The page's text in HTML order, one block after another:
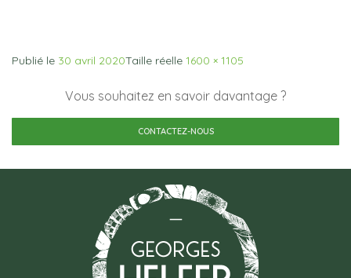
Publié le 30 avril 2020Taille réelle 1600 × 1105
Vous souhaitez en savoir davantage ?
CONTACTEZ-NOUS